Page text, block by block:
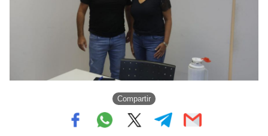
Compartir